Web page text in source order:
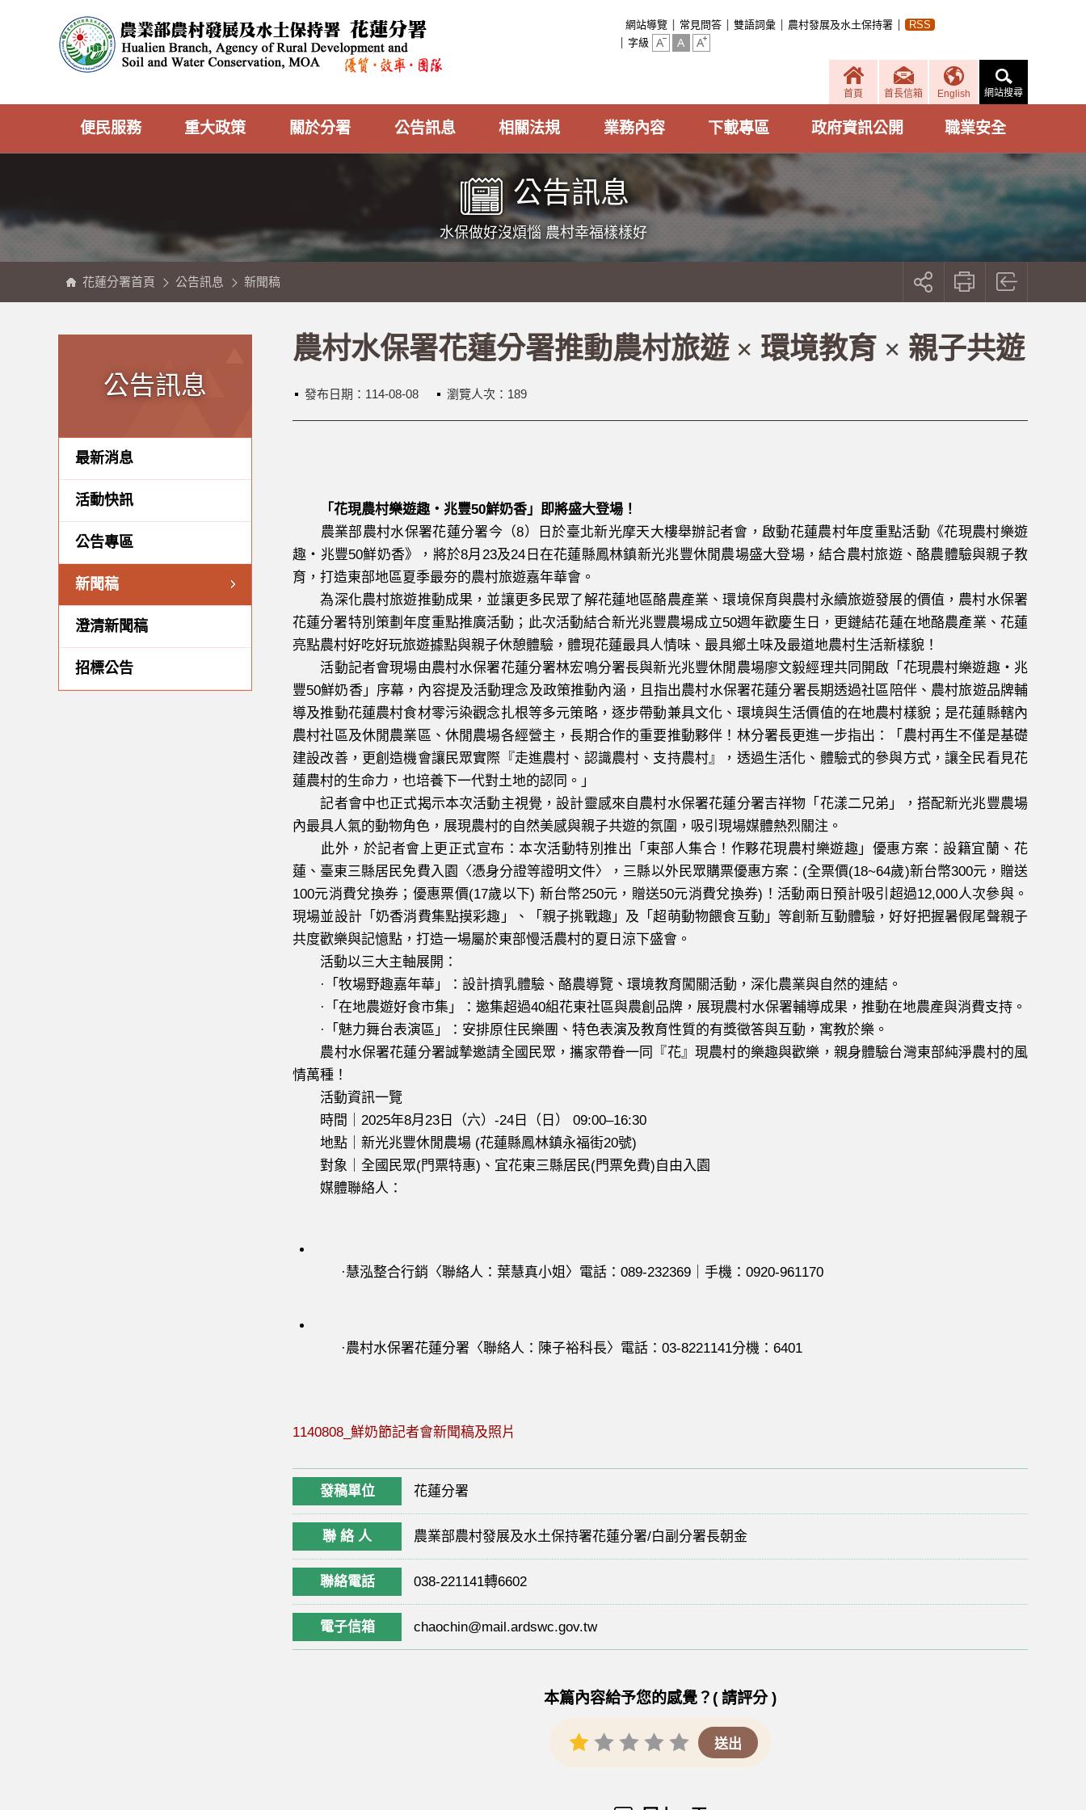
資
網站導覽 常見問答 雙語詞彙 農村發展及水土保持署
RSS
字級
首頁 首長信箱 English 網站搜尋
便民服務 重大政策 關於分署 公告訊息 相關法規 業務內容 下載專區 政府資訊公開 職業安全
公告訊息
水保做好沒煩惱 農村幸福樣樣好
花蓮分署首頁 公告訊息 新聞稿
開
社
按
鈕
公告訊息
最新消息
活動快訊
公告專區
新聞稿
澄清新聞稿
招標公告
農村水保署花蓮分署推動農村旅遊 × 環境教育 × 親子共遊
發布日期： 114-08-08 瀏覽人次：189
「花現農村樂遊趣・兆豐50鮮奶香」即將盛大登場！
農業部農村水保署花蓮分署今（8）日於臺北新光摩天大樓舉辦記者會，啟動花蓮農村年度重點活動《花現農村樂遊
趣・兆豐50鮮奶香》，將於8月23及24日在花蓮縣鳳林鎮新光兆豐休閒農場盛大登場，結合農村旅遊、酪農體驗與親子教
育，打造東部地區夏季最夯的農村旅遊嘉年華會。
為深化農村旅遊推動成果，並讓更多民眾了解花蓮地區酪農產業、環境保育與農村永續旅遊發展的價值，農村水保署
花蓮分署特別策劃年度重點推廣活動；此次活動結合新光兆豐農場成立50週年歡慶生日，更鏈結花蓮在地酪農產業、花蓮
亮點農村好吃好玩旅遊據點與親子休憩體驗，體現花蓮最具人情味、最具鄉土味及最道地農村生活新樣貌！
活動記者會現場由農村水保署花蓮分署林宏鳴分署長與新光兆豐休閒農場廖文毅經理共同開啟「花現農村樂遊趣・兆
豐50鮮奶香」序幕，內容提及活動理念及政策推動內涵，且指出農村水保署花蓮分署長期透過社區陪伴、農村旅遊品牌輔
導及推動花蓮農村食材零污染觀念扎根等多元策略，逐步帶動兼具文化、環境與生活價值的在地農村樣貌；是花蓮縣轄內
農村社區及休閒農業區、休閒農場各經營主，長期合作的重要推動夥伴！林分署長更進一步指出：「農村再生不僅是基礎
建設改善，更創造機會讓民眾實際『走進農村、認識農村、支持農村』，透過生活化、體驗式的參與方式，讓全民看見花
蓮農村的生命力，也培養下一代對土地的認同。」
記者會中也正式揭示本次活動主視覺，設計靈感來自農村水保署花蓮分署吉祥物「花漾二兄弟」，搭配新光兆豐農場
內最具人氣的動物角色，展現農村的自然美感與親子共遊的氛圍，吸引現場媒體熱烈關注。
此外，於記者會上更正式宣布：本次活動特別推出「東部人集合！作夥花現農村樂遊趣」優惠方案：設籍宜蘭、花
蓮、臺東三縣居民免費入園〈憑身分證等證明文件〉，三縣以外民眾購票優惠方案：(全票價(18~64歲)新台幣300元，贈送
100元消費兌換券；優惠票價(17歲以下) 新台幣250元，贈送50元消費兌換券)！活動兩日預計吸引超過12,000人次參與。
現場並設計「奶香消費集點摸彩趣」、「親子挑戰趣」及「超萌動物餵食互動」等創新互動體驗，好好把握暑假尾聲親子
共度歡樂與記憶點，打造一場屬於東部慢活農村的夏日涼下盛會。
活動以三大主軸展開：
·「牧場野趣嘉年華」：設計擠乳體驗、酪農導覽、環境教育闖關活動，深化農業與自然的連結。
·「在地農遊好食市集」：邀集超過40組花東社區與農創品牌，展現農村水保署輔導成果，推動在地農產與消費支持。
·「魅力舞台表演區」：安排原住民樂團、特色表演及教育性質的有獎徵答與互動，寓教於樂。
農村水保署花蓮分署誠摯邀請全國民眾，攜家帶眷一同『花』現農村的樂趣與歡樂，親身體驗台灣東部純淨農村的風
情萬種！
活動資訊一覽
時間｜2025年8月23日（六）-24日（日） 09:00–16:30
地點｜新光兆豐休閒農場 (花蓮縣鳳林鎮永福街20號)
對象｜全國民眾(門票特惠)、宜花東三縣居民(門票免費)自由入園
媒體聯絡人：
·慧泓整合行銷〈聯絡人：葉慧真小姐〉電話：089-232369｜手機：0920-961170
·農村水保署花蓮分署〈聯絡人：陳子裕科長〉電話：03-8221141分機：6401
1140808_鮮奶節記者會新聞稿及照片
發稿單位 花蓮分署
聯 絡 人 農業部農村發展及水土保持署花蓮分署/白副分署長朝金
聯絡電話 038-221141轉6602
電子信箱 chaochin@mail.ardswc.gov.tw
本篇內容給予您的感覺？( 請評分 )